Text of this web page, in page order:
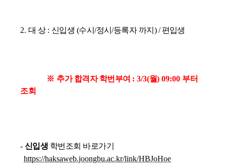
2. 대 상 : 신입생 (수시/정시/등록자 까지) / 편입생
※ 추가 합격자 학번부여 : 3/3(월) 09:00 부터
조회
- 신입생 학번조회 바로가기
https://haksaweb.joongbu.ac.kr/link/HBJoHoe